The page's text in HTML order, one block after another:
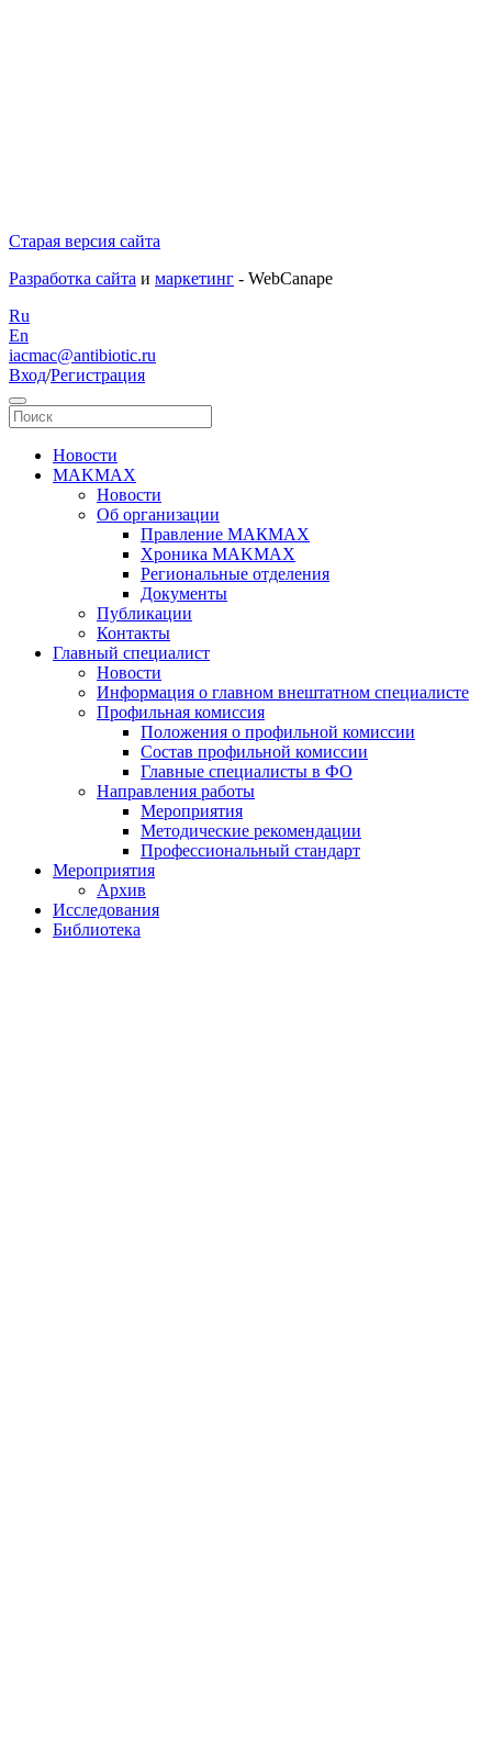
Старая версия сайта
Разработка сайта и маркетинг - WebCanape
Ru
En
iacmac@antibiotic.ru
Вход/Регистрация
Новости
MAKMAX
Новости
Об организации
Правление МАКМАХ
Хроника MAKMAX
Региональные отделения
Документы
Публикации
Контакты
Главный специалист
Новости
Информация о главном внештатном специалисте
Профильная комиссия
Положения о профильной комиссии
Состав профильной комиссии
Главные специалисты в ФО
Направления работы
Мероприятия
Методические рекомендации
Профессиональный стандарт
Мероприятия
Архив
Исследования
Библиотека